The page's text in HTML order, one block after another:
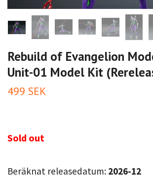
Rebuild of Evangelion
Unit-01 Model Kit
499 SEK
Sold out
Beräknat releasedatum: 2026-12